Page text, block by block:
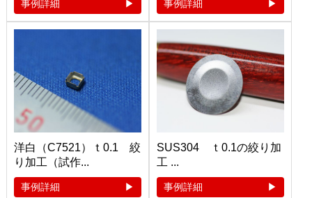
事例詳細 事例詳細
洋白（C7521）ｔ0.1 絞
り加工（試作...
事例詳細
SUS304 ｔ0.1の絞り加
工 ...
事例詳細